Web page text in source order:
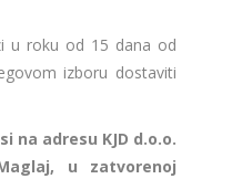
u roku od 15 dana od
izboru dostaviti
na adresu KJD d.o.o.
u zatvorenoj